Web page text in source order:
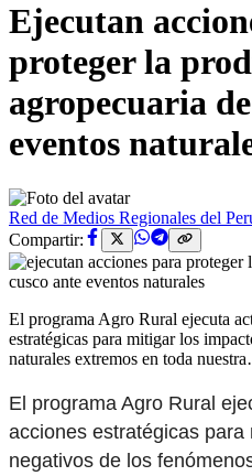
Ejecutan
proteger la
agropecuaria
eventos
Red de Medios Regionales del
Compartir:
El programa Agro Rural ejecuta
estratégicas para mitigar los
naturales extremos en toda
El programa Agro Rural
acciones estratégicas
negativos de los